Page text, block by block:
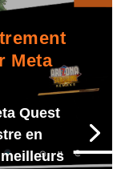
Meta
Quest
en